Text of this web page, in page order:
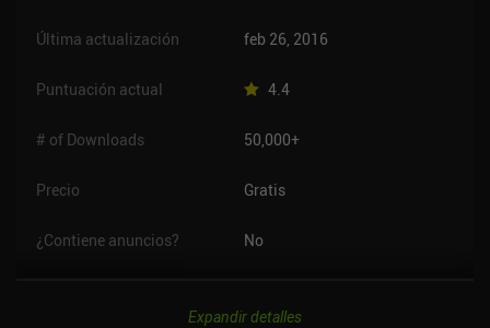
Última actualización feb 26, 2016
Puntuación actual 4.4
# of Downloads 50,000+
Precio Gratis
¿Contiene anuncios? No
Expandir detalles